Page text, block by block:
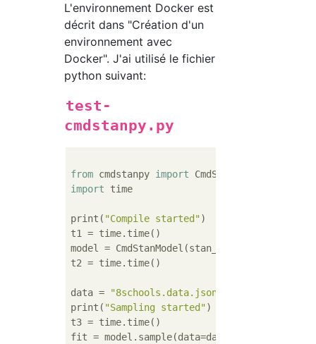
L'environnement Docker est
décrit dans "Création d'un
environnement avec
Docker". J'ai utilisé le fichier
python suivant:
test-
cmdstanpy.py
from cmdstanpy import
import time
print( "Compile started")
t1 = time.time()
model = CmdStanModel(stan_file=
t2 = time.time()
data =
"8schools.data.json"
print( "Sampling started")
t3 = time.time()
fit = model.sample(data=data)